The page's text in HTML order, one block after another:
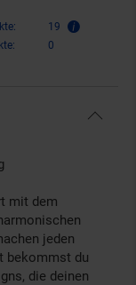
19
0
mit dem
jeden
bekommst du
die deinen